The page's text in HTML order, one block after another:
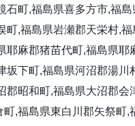
町,福島県喜多方市,福
町,福島県岩瀬郡天栄村,
麻郡猪苗代町,福島県耶
下町,福島県河沼郡湯川
昭和町,福島県大沼郡会
,福島県東白川郡矢祭町,